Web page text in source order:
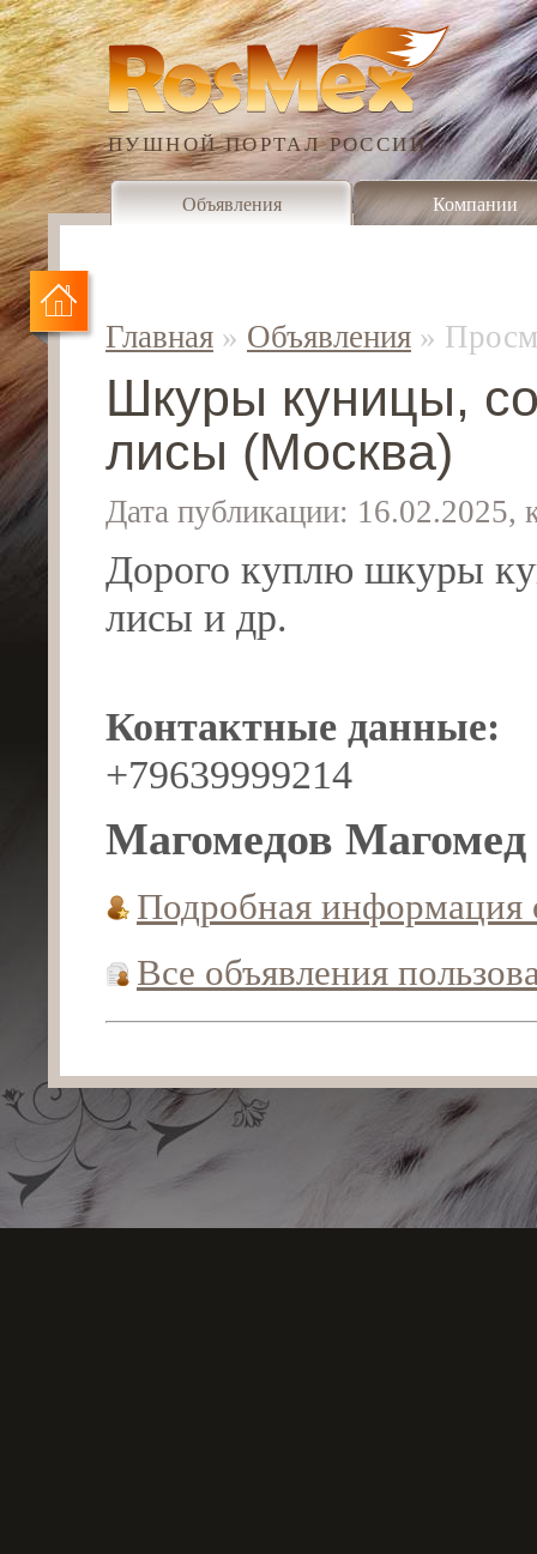
ПУШНОЙ ПОРТАЛ РОССИИ
Объявления Компании
Главная » Объявления »
Шкуры куницы,
лисы (Москва)
Дата публикации: 16.02.2025,
Дорого куплю шкуры
лисы и др.
Контактные данные:
+79639999214
Магомедов
Подробная
Все объявления